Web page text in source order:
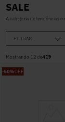
SALE
A categoria de tendências
FILTRAR
Mostrando 12 de419
-50%OFF
1º
2º